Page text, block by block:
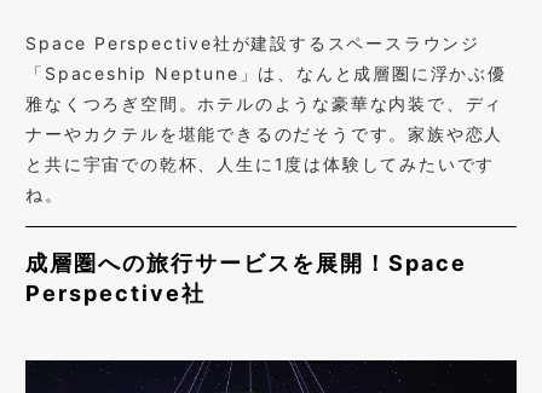
Space Perspective社が建設するスペースラウンジ
「Spaceship Neptune」は、なんと成層圏に浮かぶ優
雅なくつろぎ空間。ホテルのような豪華な内装で、ディ
ナーやカクテルを堪能できるのだそうです。家族や恋人
と共に宇宙での乾杯、人生に1度は体験してみたいです
ね。
成層圏への旅行サービスを展開！Space
Perspective社